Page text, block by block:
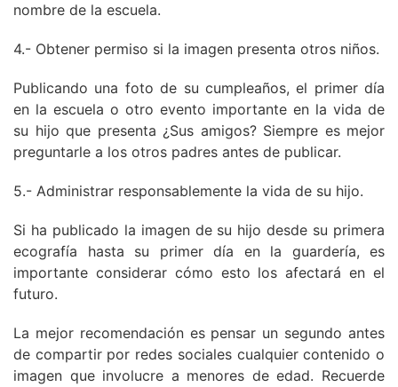
nombre de la escuela.
4.- Obtener permiso si la imagen presenta otros niños.
Publicando una foto de su cumpleaños, el primer día
en la escuela o otro evento importante en la vida de
su hijo que presenta ¿Sus amigos? Siempre es mejor
preguntarle a los otros padres antes de publicar.
5.- Administrar responsablemente la vida de su hijo.
Si ha publicado la imagen de su hijo desde su primera
ecografía hasta su primer día en la guardería, es
importante considerar cómo esto los afectará en el
futuro.
La mejor recomendación es pensar un segundo antes
de compartir por redes sociales cualquier contenido o
imagen que involucre a menores de edad. Recuerde